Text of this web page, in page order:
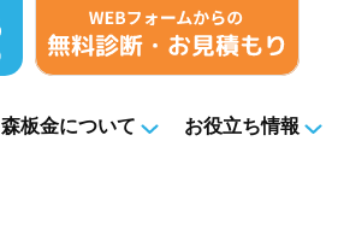
森板金について
お役立ち情報